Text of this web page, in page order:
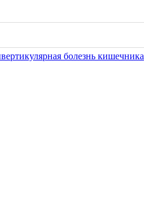
болезнь кишечника